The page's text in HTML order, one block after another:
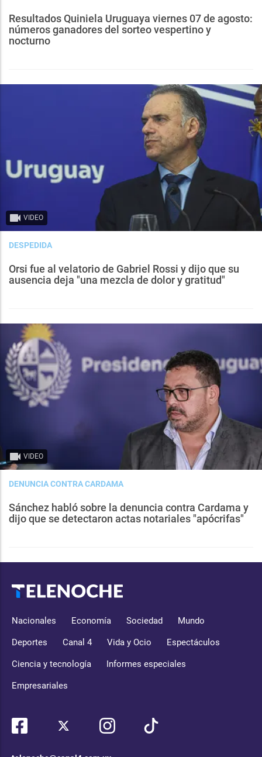
Resultados Quiniela Uruguaya viernes 07 de agosto:
números ganadores del sorteo vespertino y
nocturno
VIDEO
DESPEDIDA
Orsi fue al velatorio de Gabriel Rossi y dijo que su
ausencia deja "una mezcla de dolor y gratitud"
VIDEO
DENUNCIA CONTRA CARDAMA
Sánchez habló sobre la denuncia contra Cardama y
dijo que se detectaron actas notariales "apócrifas"
Nacionales Economía Sociedad Mundo
Deportes Canal 4 Vida y Ocio Espectáculos
Ciencia y tecnología Informes especiales
Empresariales